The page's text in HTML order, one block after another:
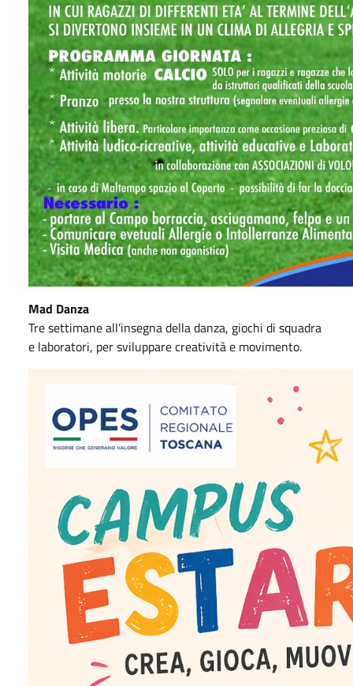
Mad Danza
Tre settimane all’insegna della danza, giochi di squadra
e laboratori, per sviluppare creatività e movimento.